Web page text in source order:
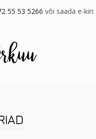
55 53 5266 või saada e-kiri: